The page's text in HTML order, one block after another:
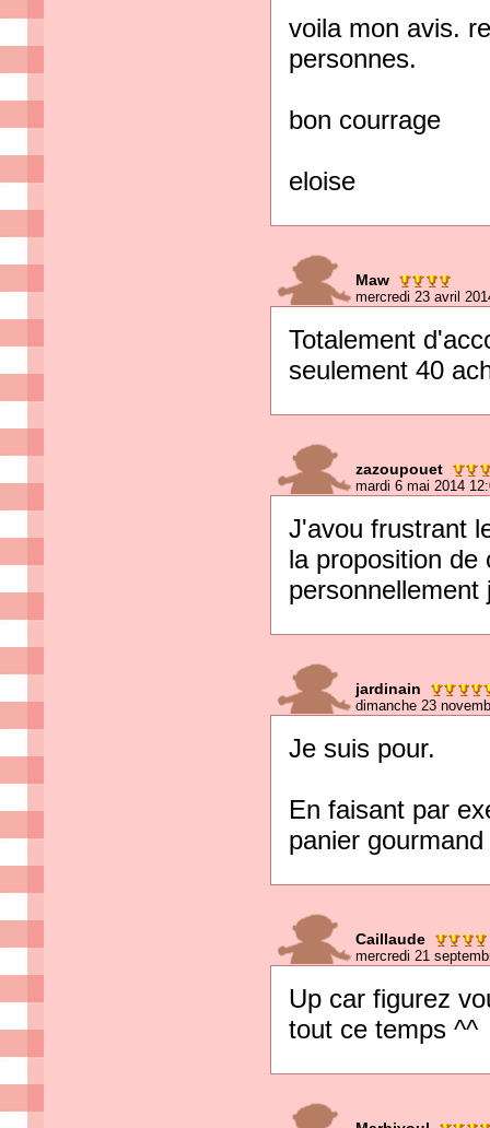
voila mon avis.
personnes.
bon courrage
eloise
Maw
mercredi 23 avril
Totalement
seulement 40
zazoupouet
mardi 6 mai 2014
J'avou frustrant
la proposition de
jardinain
dimanche 23
Je suis pour.
En faisant par
panier gourmand
Caillaude
mercredi 21
Up car figurez
tout ce temps ^^